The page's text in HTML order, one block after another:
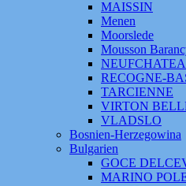
MAISSIN
Menen
Moorslede
Mousson
RECOGNE-
TARCIENNE
VIRTON
VLADSLO
Bosnien-Herzegowina
Bulgarien
GOCE
MARINO